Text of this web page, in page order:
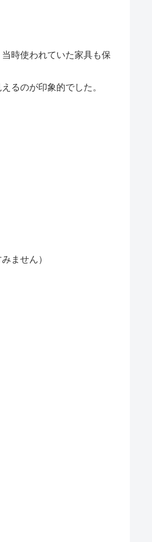
時使われていた家具も保
るのが印象的でした。
ません）